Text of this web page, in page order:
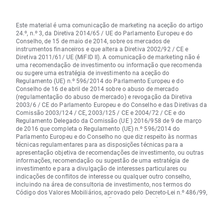
Este material é uma comunicação de marketing na aceção do artigo
24.º, n.º 3, da Diretiva 2014/65 / UE do Parlamento Europeu e do
Conselho, de 15 de maio de 2014, sobre os mercados de
instrumentos financeiros e que altera a Diretiva 2002/92 / CE e
Diretiva 2011/61/ UE (MiFID II). A comunicação de marketing não é
uma recomendação de investimento ou informação que recomenda
ou sugere uma estratégia de investimento na aceção do
Regulamento (UE) n.º 596/2014 do Parlamento Europeu e do
Conselho de 16 de abril de 2014 sobre o abuso de mercado
(regulamentação do abuso de mercado) e revogação da Diretiva
2003/6 / CE do Parlamento Europeu e do Conselho e das Diretivas da
Comissão 2003/124 / CE, 2003/125 / CE e 2004/72 / CE e do
Regulamento Delegado da Comissão (UE ) 2016/958 de 9 de março
de 2016 que completa o Regulamento (UE) n.º 596/2014 do
Parlamento Europeu e do Conselho no que diz respeito às normas
técnicas regulamentares para as disposições técnicas para a
apresentação objetiva de recomendações de investimento, ou outras
informações, recomendação ou sugestão de uma estratégia de
investimento e para a divulgação de interesses particulares ou
indicações de conflitos de interesse ou qualquer outro conselho,
incluindo na área de consultoria de investimento, nos termos do
Código dos Valores Mobiliários, aprovado pelo Decreto-Lei n.º 486/99,